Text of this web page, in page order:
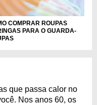
COMPRAR ROUPAS
PARA O GUARDA-
que passa calor no
Nos anos 60, os